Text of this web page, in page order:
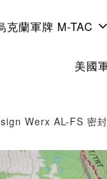
克蘭軍牌 M-TAC
美國
Werx AL-FS 密